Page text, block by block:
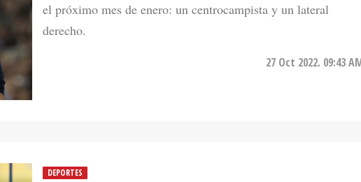
el próximo mes de enero: un centrocampista y un lateral
derecho.
27 Oct 2022. 09:43
DEPORTES